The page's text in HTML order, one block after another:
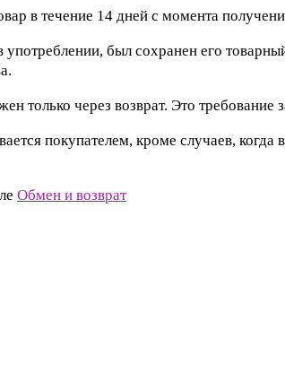
в течение 14 дней с момента
был сохранен его
только через возврат. Это требование
покупателем, кроме случаев,
Обмен и возврат